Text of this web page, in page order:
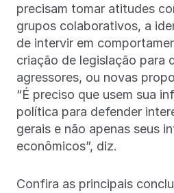
precisam tomar atitudes
grupos colaborativos, a
de intervir em
criação de legislação para
agressores, ou novas
“É preciso que usem sua
política para defender
gerais e não apenas seus
econômicos”, diz.
Confira as principais